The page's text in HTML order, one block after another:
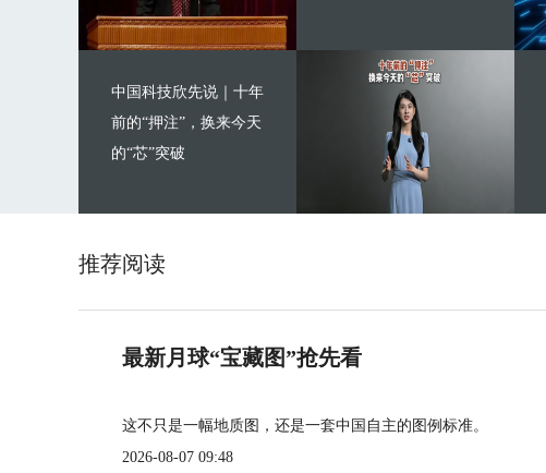
中国科技欣先说｜十年
前的“押注”，换来今天
的“芯”突破
推荐阅读
最新月球“宝藏图”抢先看
这不只是一幅地质图，还是一套中国自主的图例标准。
2026-08-07 09:48